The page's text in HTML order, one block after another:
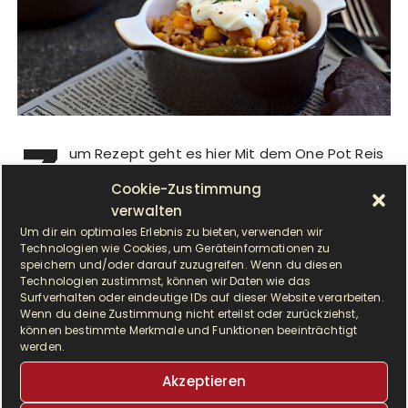
Cookie-Zustimmung
verwalten
Um dir ein optimales Erlebnis zu bieten, verwenden wir
Technologien wie Cookies, um Geräteinformationen zu
speichern und/oder darauf zuzugreifen. Wenn du diesen
Technologien zustimmst, können wir Daten wie das
Surfverhalten oder eindeutige IDs auf dieser Website verarbeiten.
Wenn du deine Zustimmung nicht erteilst oder zurückziehst,
können bestimmte Merkmale und Funktionen beeinträchtigt
werden.
Akzeptieren
Z um Rezept geht es hier Mit dem One Pot Reis
abwechslungsreiches, schmackhaftes Gericht
auf den Mittagstisch….
WEITERLESEN